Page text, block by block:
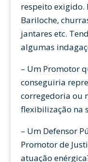
respeito exigido.
Bariloche,
jantares etc.
algumas
– Um Promotor
conseguiria
corregedoria ou
flexibilização na
– Um Defensor
Promotor de
atuação